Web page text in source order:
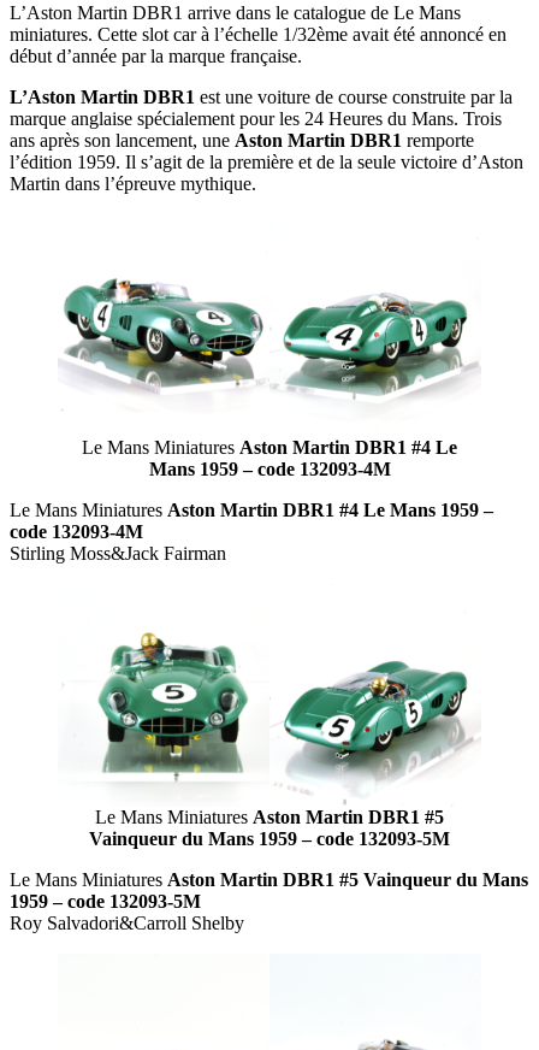
L’Aston Martin DBR1 arrive dans le catalogue de Le Mans
miniatures. Cette slot car à l’échelle 1/32ème avait été annoncé en
début d’année par la marque française.
L’Aston Martin DBR1 est une voiture de course construite par la
marque anglaise spécialement pour les 24 Heures du Mans. Trois
ans après son lancement, une Aston Martin DBR1 remporte
l’édition 1959. Il s’agit de la première et de la seule victoire d’Aston
Martin dans l’épreuve mythique.
Le Mans Miniatures Aston Martin DBR1 #4 Le
Mans 1959 – code 132093-4M
Le Mans Miniatures Aston Martin DBR1 #4 Le Mans 1959 –
code 132093-4M
Stirling Moss&Jack Fairman
Le Mans Miniatures Aston Martin DBR1 #5
Vainqueur du Mans 1959 – code 132093-5M
Le Mans Miniatures Aston Martin DBR1 #5 Vainqueur du Mans
1959 – code 132093-5M
Roy Salvadori&Carroll Shelby